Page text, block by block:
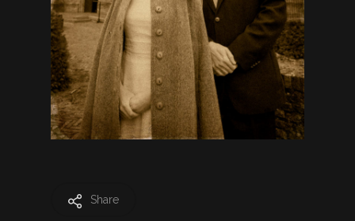
Share